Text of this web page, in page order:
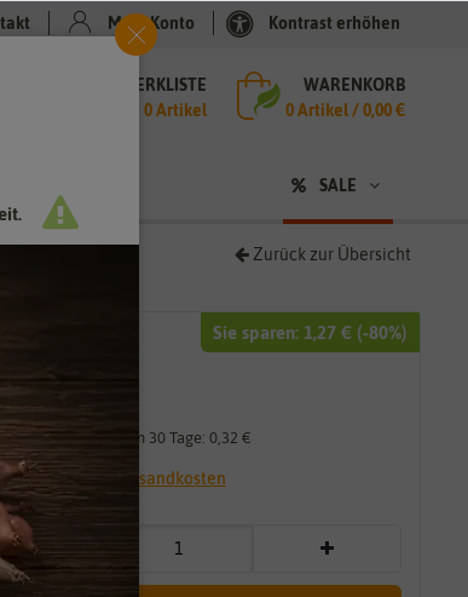
Mein Konto Kontrast erhöhen
MERKLISTE
0 Artikel
WARENKORB
0Artikel /0,00 €
SALE
Zurück zur Übersicht
Sie sparen: 1,27 € (-80%)
€
Preis der letzten 30 Tage: 0,32 €
MwSt. zzgl. Versandkosten